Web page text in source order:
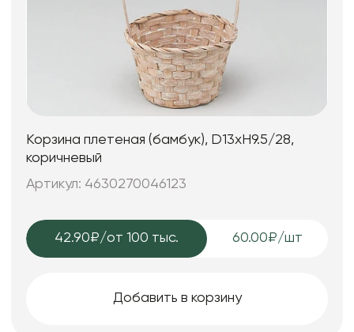
Корзина плетеная (бамбук), D13xH9.5/28,
коричневый
Артикул: 4630270046123
42.90₽/от 100 тыс. 60.00₽/шт
Добавить в корзину